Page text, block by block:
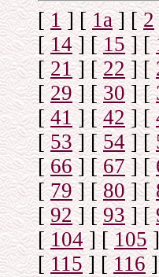
[1] [1а] [2
[14] [15] [
[21] [22] [
[29] [30 ] [
[41] [42] [
[53] [54] [
[66] [67] [
[79] [80] [
[92] [93] [
[104] [105]
[115] [116]